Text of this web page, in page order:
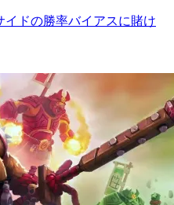
イドの勝率バイアスに賭け